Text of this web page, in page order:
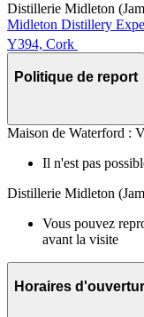
Distillerie Midleton
Midleton Distillery
Y394, Cork
Politique de report
Maison de Waterford :
Il n'est pas
Distillerie Midleton
Vous pouvez
avant la visite
Horaires